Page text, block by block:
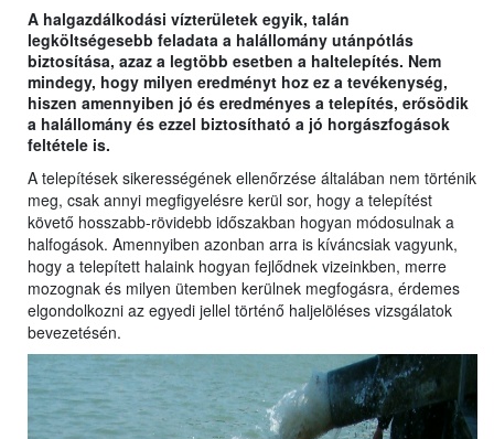
A halgazdálkodási vízterületek egyik, talán
legköltségesebb feladata a halállomány utánpótlás
biztosítása, azaz a legtöbb esetben a haltelepítés. Nem
mindegy, hogy milyen eredményt hoz ez a tevékenység,
hiszen amennyiben jó és eredményes a telepítés, erősödik
a halállomány és ezzel biztosítható a jó horgászfogások
feltétele is.
A telepítések sikerességének ellenőrzése általában nem történik
meg, csak annyi megfigyelésre kerül sor, hogy a telepítést
követő hosszabb-rövidebb időszakban hogyan módosulnak a
halfogások. Amennyiben azonban arra is kíváncsiak vagyunk,
hogy a telepített halaink hogyan fejlődnek vizeinkben, merre
mozognak és milyen ütemben kerülnek megfogásra, érdemes
elgondolkozni az egyedi jellel történő haljelöléses vizsgálatok
bevezetésén.